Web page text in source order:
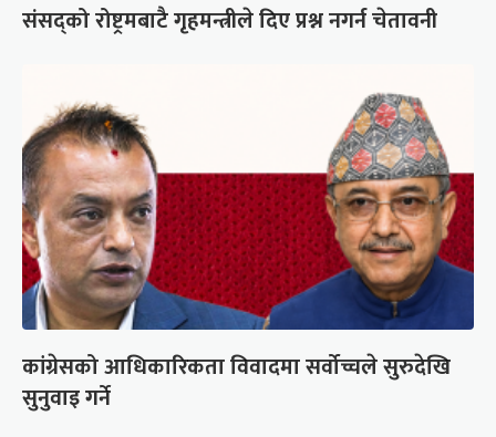
संसद्को रोष्ट्रमबाटै गृहमन्त्रीले दिए प्रश्न नगर्न चेतावनी
कांग्रेसको आधिकारिकता विवादमा सर्वोच्चले सुरुदेखि
सुनुवाइ गर्ने